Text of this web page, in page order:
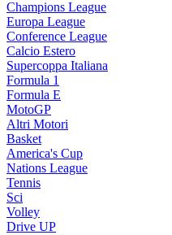
Champions League
Europa League
Conference League
Calcio Estero
Supercoppa Italiana
Formula 1
Formula E
MotoGP
Altri Motori
Basket
America's Cup
Nations League
Tennis
Sci
Volley
Drive UP